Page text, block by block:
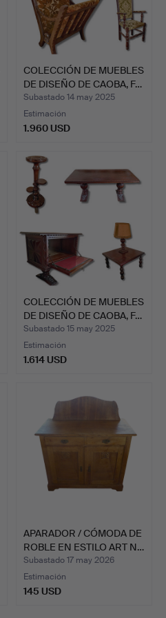
COLECCIÓN DE MUEBLES
DE DISEÑO DE CAOBA, F…
Subastado 14 may 2025
Estimación
1.960 USD
COLECCIÓN DE MUEBLES
DE DISEÑO DE CAOBA, F…
Subastado 15 may 2025
Estimación
1.614 USD
APARADOR / CÓMODA DE
ROBLE EN ESTILO ART N…
Subastado 17 may 2026
Estimación
145 USD